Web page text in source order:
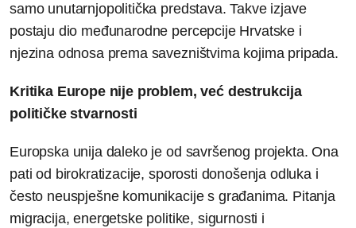
samo unutarnjopolitička predstava. Takve izjave
postaju dio međunarodne percepcije Hrvatske i
njezina odnosa prema savezništvima kojima pripada.
Kritika Europe nije problem, već destrukcija
političke stvarnosti
Europska unija daleko je od savršenog projekta. Ona
pati od birokratizacije, sporosti donošenja odluka i
često neuspješne komunikacije s građanima. Pitanja
migracija, energetske politike, sigurnosti i